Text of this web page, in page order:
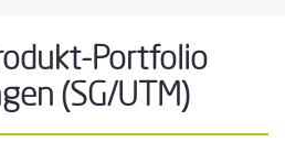
Portfolio
(SG/UTM)